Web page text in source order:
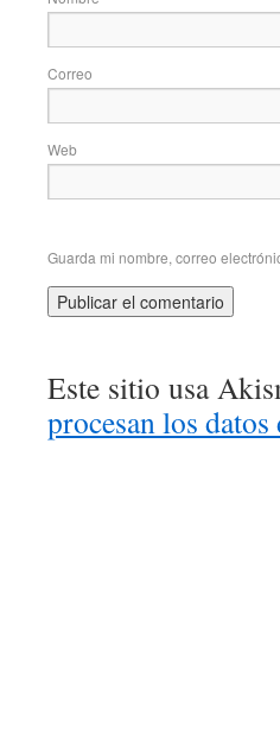
Web
Guarda mi nombre, correo
Este sitio usa
procesan los